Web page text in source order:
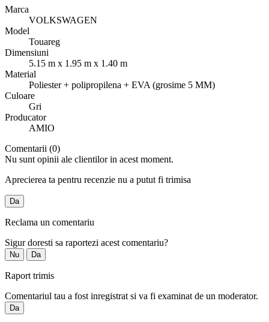
Marca
VOLKSWAGEN
Model
Touareg
Dimensiuni
5.15 m x 1.95 m x 1.40 m
Material
Poliester + polipropilena + EVA (grosime 5 MM)
Culoare
Gri
Producator
AMIO
Comentarii (0)
Nu sunt opinii ale clientilor in acest moment.
Aprecierea ta pentru recenzie nu a putut fi trimisa
Da
Reclama un comentariu
Sigur doresti sa raportezi acest comentariu?
Nu Da
Raport trimis
Comentariul tau a fost inregistrat si va fi examinat de un moderator.
Da